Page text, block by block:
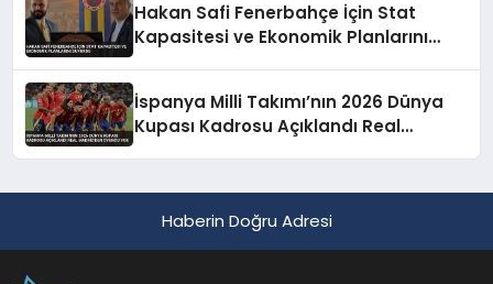
Hakan Safi Fenerbahçe İçin Stat
Kapasitesi ve Ekonomik Planlarını
İspanya Milli Takımı’nın 2026 Dünya
Kupası Kadrosu Açıklandı Real
Haberin Doğru Adresi